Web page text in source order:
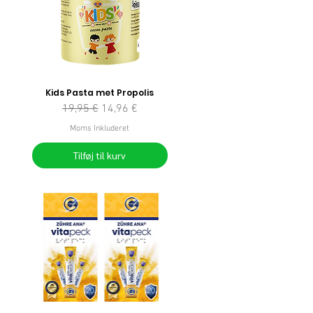
Kids Pasta met Propolis
Regulær pris
19,95 € Salgspris
14,96 €
Moms Inkluderet
Tilføj til kurv